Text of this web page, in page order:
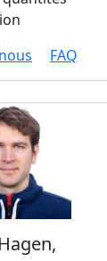
FAQ